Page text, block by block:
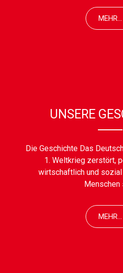
MEHR...
UNSERE
Die Geschichte Das
1. Weltkrieg zerstört,
wirtschaftlich und
Menschen
MEHR...